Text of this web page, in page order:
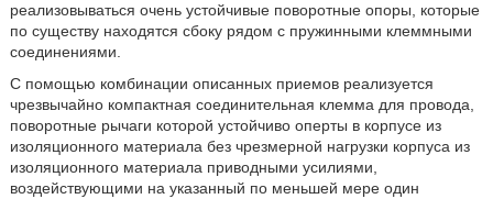
реализовываться очень устойчивые поворотные опоры, которые
по существу находятся сбоку рядом с пружинными клеммными
соединениями.
С помощью комбинации описанных приемов реализуется
чрезвычайно компактная соединительная клемма для провода,
поворотные рычаги которой устойчиво оперты в корпусе из
изоляционного материала без чрезмерной нагрузки корпуса из
изоляционного материала приводными усилиями,
воздействующими на указанный по меньшей мере один